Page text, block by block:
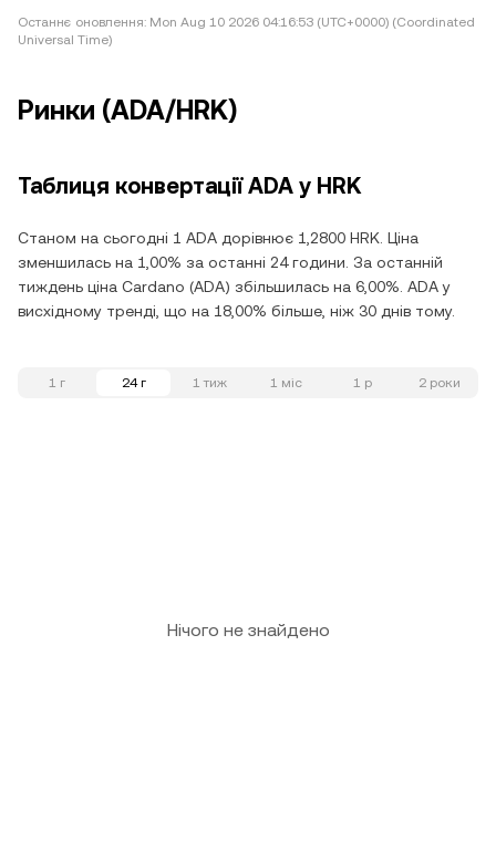
Останнє оновлення: Mon Aug 10 2026 04:16:53 (UTC+0000) (Coordinated
Universal Time)
Ринки (ADA/HRK)
Таблиця конвертації ADA у HRK
Станом на сьогодні 1 ADA дорівнює 1,2800 HRK. Ціна
зменшилась на 1,00% за останні 24 години. За останній
тиждень ціна Cardano (ADA) збільшилась на 6,00%. ADA у
висхідному тренді, що на 18,00% більше, ніж 30 днів тому.
1 г 24 г 1 тиж 1 міс 1 р 2 роки
Нічого не знайдено